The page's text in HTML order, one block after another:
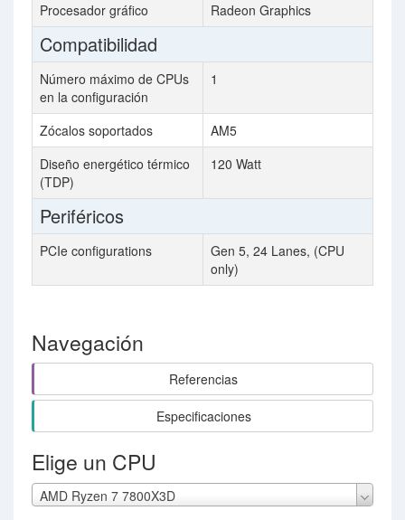
Procesador gráfico Radeon Graphics
Compatibilidad
Número máximo de CPUs
en la configuración
1
Zócalos soportados
AM5
Diseño energético térmico
(TDP)
120 Watt
Periféricos
PCIe configurations
Gen 5, 24 Lanes, (CPU
only)
Navegación
Referencias
Especificaciones
Elige un CPU
AMD Ryzen 7 7800X3D